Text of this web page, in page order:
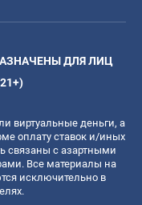
ДЛЯ ЛИЦ
виртуальные деньги, а
оплату ставок и/иных
связаны с азартными
Все материалы на
исключительно в